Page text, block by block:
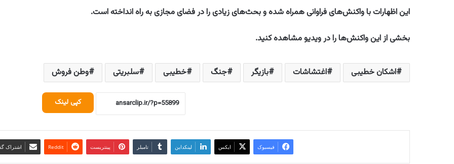
این اظهارات با واکنش‌های فراوانی همراه شده و بحث‌های زیادی را در فضای مجازی به راه انداخته است.
بخشی از این واکنش‌ها را در ویدیو مشاهده کنید.
اشکان خطیبی اغتشاشات بازیگر جنگ خطیبی سلبریتی وطن فروش
کپی لینک
فیسبوک ایکس لینکداین تامبلر پینتریست Reddit اشتراک